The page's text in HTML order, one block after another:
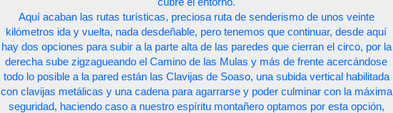
Aquí acaban las rutas turísticas, preciosa ruta de senderismo de unos veinte
kilómetros ida y vuelta, nada desdeñable, pero tenemos que continuar, desde aquí
hay dos opciones para subir a la parte alta de las paredes que cierran el circo, por la
derecha sube zigzagueando el Camino de las Mulas y más de frente acercándose
todo lo posible a la pared están las Clavijas de Soaso, una subida vertical habilitada
con clavijas metálicas y una cadena para agarrarse y poder culminar con la máxima
seguridad, haciendo caso a nuestro espíritu montañero optamos por esta opción,